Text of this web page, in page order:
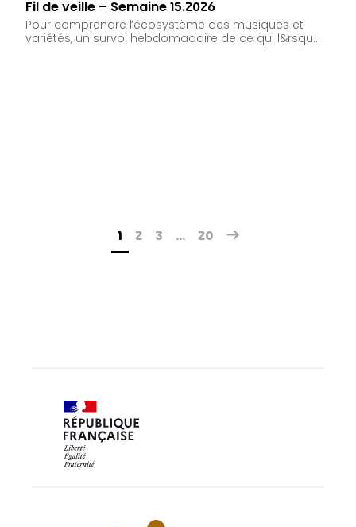
Fil de veille – Semaine 15.2026
Pour comprendre l’écosystème des musiques et
variétés, un survol hebdomadaire de ce qui l&rsqu…
1 2 3 … 20